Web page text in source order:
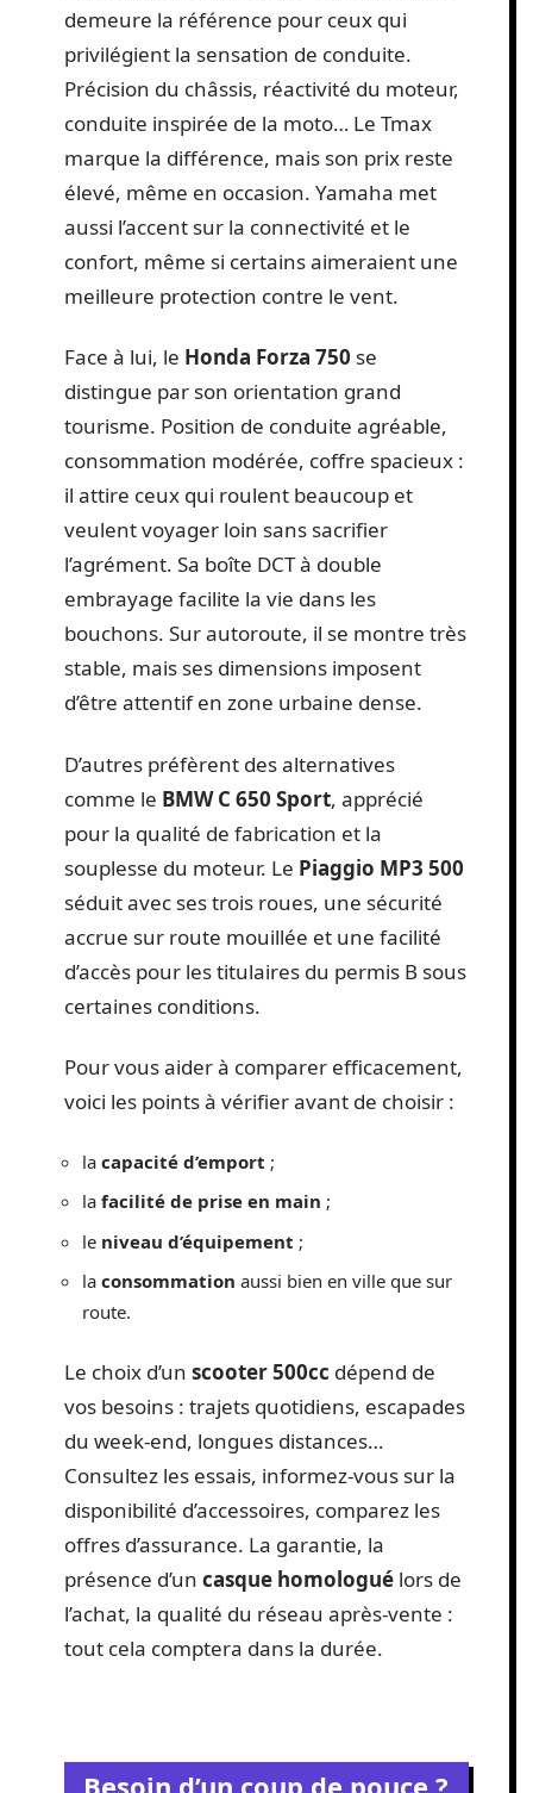
demeure la référence pour ceux qui
privilégient la sensation de conduite.
Précision du châssis, réactivité du moteur,
conduite inspirée de la moto… Le Tmax
marque la différence, mais son prix reste
élevé, même en occasion. Yamaha met
aussi l’accent sur la connectivité et le
confort, même si certains aimeraient une
meilleure protection contre le vent.
Face à lui, le Honda Forza 750 se
distingue par son orientation grand
tourisme. Position de conduite agréable,
consommation modérée, coffre spacieux :
il attire ceux qui roulent beaucoup et
veulent voyager loin sans sacrifier
l’agrément. Sa boîte DCT à double
embrayage facilite la vie dans les
bouchons. Sur autoroute, il se montre très
stable, mais ses dimensions imposent
d’être attentif en zone urbaine dense.
D’autres préfèrent des alternatives
comme le BMW C 650 Sport, apprécié
pour la qualité de fabrication et la
souplesse du moteur. Le Piaggio MP3 500
séduit avec ses trois roues, une sécurité
accrue sur route mouillée et une facilité
d’accès pour les titulaires du permis B sous
certaines conditions.
Pour vous aider à comparer efficacement,
voici les points à vérifier avant de choisir :
la capacité d’emport ;
la facilité de prise en main ;
le niveau d’équipement ;
la consommation aussi bien en ville que sur
route.
Le choix d’un scooter 500cc dépend de
vos besoins : trajets quotidiens, escapades
du week-end, longues distances…
Consultez les essais, informez-vous sur la
disponibilité d’accessoires, comparez les
offres d’assurance. La garantie, la
présence d’un casque homologué lors de
l’achat, la qualité du réseau après-vente :
tout cela comptera dans la durée.